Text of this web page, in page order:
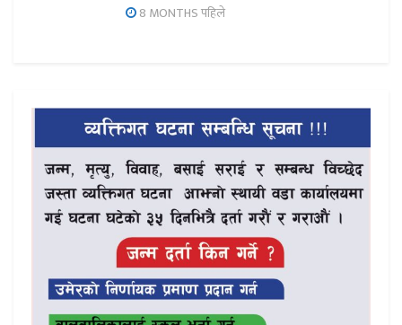
8 MONTHS पहिले